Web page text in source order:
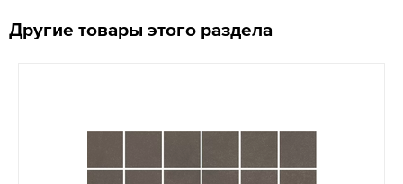
Другие товары этого раздела